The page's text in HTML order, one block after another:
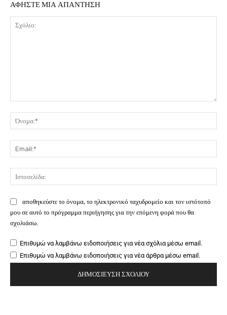
ΑΦΗΣΤΕ ΜΙΑ ΑΠΑΝΤΗΣΗ
αποθηκεύστε το όνομα, το ηλεκτρονικό ταχυδρομείο και τον ιστότοπό
μου σε αυτό το πρόγραμμα περιήγησης για την επόμενη φορά που θα
σχολιάσω.
Επιθυμώ να λαμβάνω ειδοποιήσεις για νέα σχόλια μέσω email.
Επιθυμώ να λαμβάνω ειδοποιήσεις για νέα άρθρα μέσω email.